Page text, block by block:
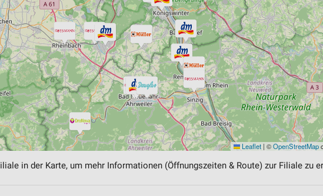
Leaflet | ©OpenStreetMap
in der Karte, um mehr Informationen (Öffnungszeiten & Route) zur Filiale zu